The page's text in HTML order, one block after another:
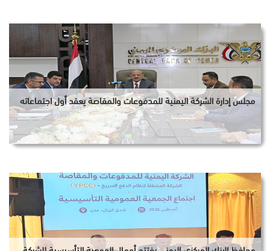
مجلس إدارة الشركة اليمنية للمدفوعات والمقاصة يعقد أول اجتماعاته